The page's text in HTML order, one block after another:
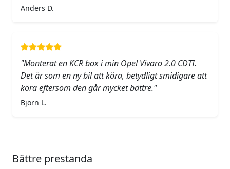
Anders D.
"Monterat en KCR box i min Opel Vivaro 2.0 CDTI.
Det är som en ny bil att köra, betydligt smidigare att
köra eftersom den går mycket bättre."
Björn L.
Bättre prestanda